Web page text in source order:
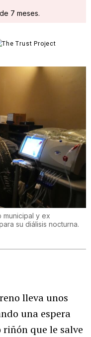
7 meses.
municipal y ex
su diálisis nocturna.
lleva unos
una espera
que le salve